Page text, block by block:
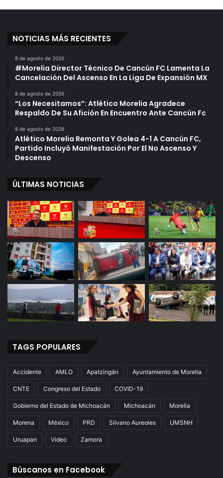
NOTICIAS MÁS RECIENTES
8 de agosto de 2026
#Morelia Director Técnico De Cancún FC Lamenta La
Cancelación Del Ascenso En La Liga De Expansión MX
8 de agosto de 2026
“Los Necesitamos”: Atlético Morelia Agradece
Respaldo De Su Afición En Encuentro Ante Cancún Fc
8 de agosto de 2026
Atlético Morelia Remonta Y Golea 4-1 A Cancún FC,
Partido Incluyó Manifestación Por El No Ascenso Y
Descenso
ÚLTIMAS NOTICIAS
TAGS POPULARES
Accidente AMLO Apatzingán Ayuntamiento de Morelia
CNTE Congreso del Estado COVID-19
Gobierno del Estado de Michoacán Michoacán Morelia
Morena México PRD Silvano Aureoles UMSNH
Uruapan Video Zamora
Búscanos en Facebook